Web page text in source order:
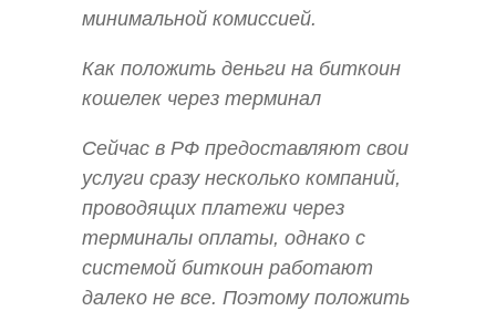
минимальной комиссией.
Как положить деньги на биткоин
кошелек через терминал
Сейчас в РФ предоставляют свои
услуги сразу несколько компаний,
проводящих платежи через
терминалы оплаты, однако с
системой биткоин работают
далеко не все. Поэтому положить